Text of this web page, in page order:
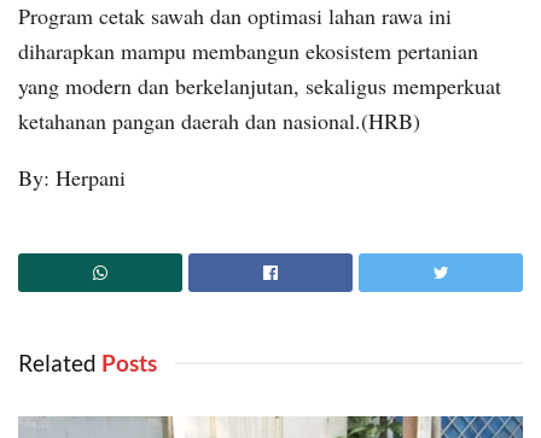
Program cetak sawah dan optimasi lahan rawa ini
diharapkan mampu membangun ekosistem pertanian
yang modern dan berkelanjutan, sekaligus memperkuat
ketahanan pangan daerah dan nasional.(HRB)
By: Herpani
Related ‎ Posts